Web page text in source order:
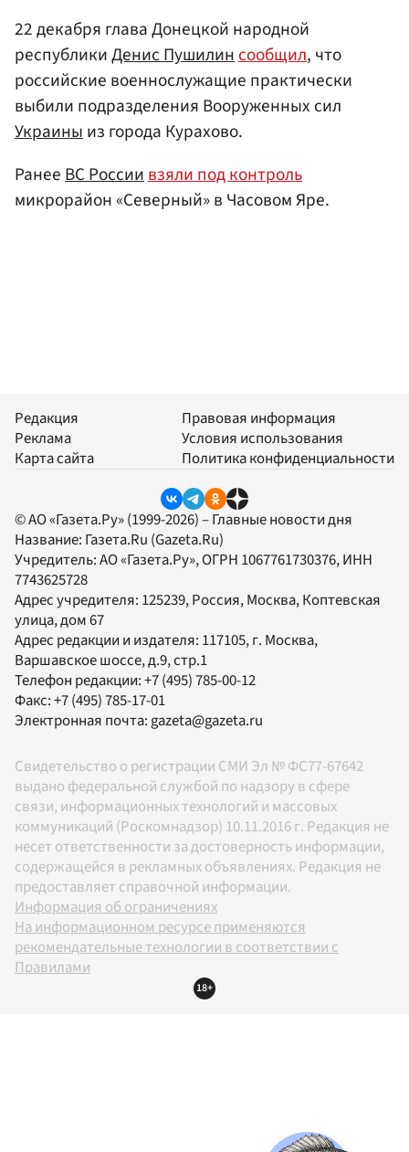
22 декабря глава Донецкой народной
республикиДенис Пушилинсообщил, что
российские военнослужащие практически
выбили подразделения Вооруженных сил
Украиныиз города Курахово.
РанееВС Россиивзяли под контроль
микрорайон «Северный» в Часовом Яре.
Редакция
Реклама
Карта сайта
Правовая информация
Условия использования
Политика конфиденциальности
© АО «Газета.Ру» (1999-2026) – Главные новости дня
Название: Газета.Ru (Gazeta.Ru)
Учредитель:АО «Газета.Ру», ОГРН 1067761730376, ИНН
7743625728
Адрес учредителя: 125239, Россия, Москва, Коптевская
улица, дом 67
Адрес редакции и издателя: 117105, г. Москва,
Варшавское шоссе, д.9, стр.1
Телефон редакции:+7 (495) 785-00-12
Факс:+7 (495) 785-17-01
Электронная почта: gazeta@gazeta.ru
Свидетельство о регистрации СМИ Эл № ФС77-67642
выдано федеральной службой по надзору в сфере
связи, информационных технологий и массовых
коммуникаций (Роскомнадзор) 10.11.2016 г. Редакция не
несет ответственности за достоверность информации,
содержащейся в рекламных объявлениях. Редакция не
предоставляет справочной информации.
Информация об ограничениях
На информационном ресурсе применяются
рекомендательные технологии в соответствии с
Правилами
18+